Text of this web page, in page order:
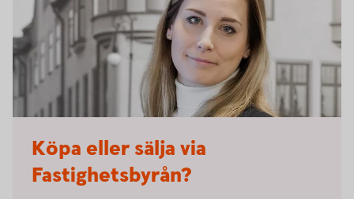
Köpa eller sälja via
Fastighetsbyrån?